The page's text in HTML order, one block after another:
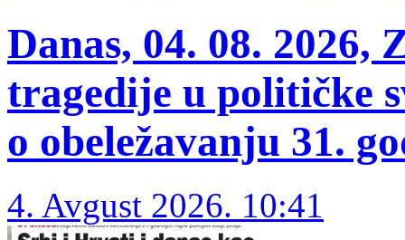
Danas, 04. 08. 2026,
tragedije u političke
o obeležavanju 31.
4. Avgust 2026. 10:41